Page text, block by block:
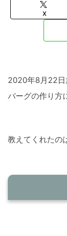
X
2020年8月22日
バーグの作り方
教えてくれたの